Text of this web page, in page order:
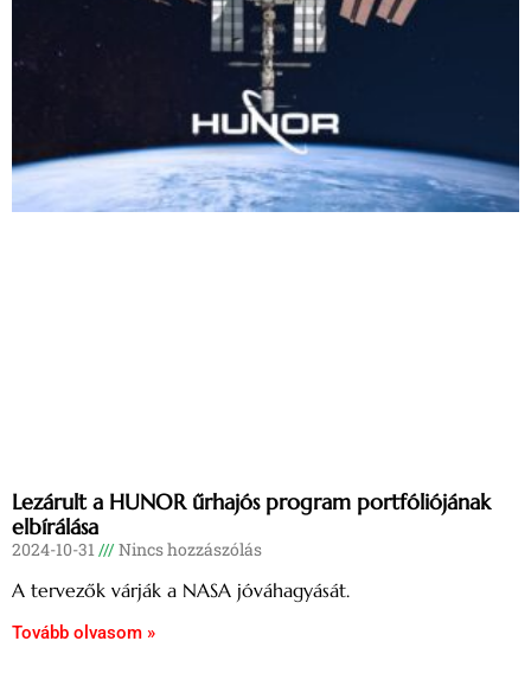
Lezárult a HUNOR űrhajós program portfóliójának
elbírálása
2024-10-31 Nincs hozzászólás
A tervezők várják a NASA jóváhagyását.
Tovább olvasom »